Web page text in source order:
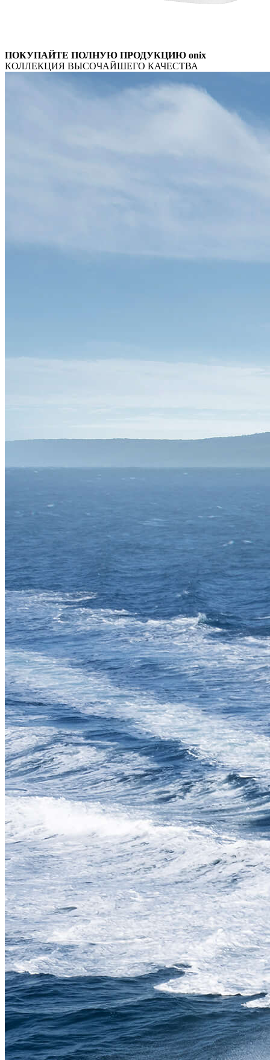
ПОКУПАЙТЕ ПОЛНУЮ ПРОДУКЦИЮ onix
КОЛЛЕКЦИЯ ВЫСОЧАЙШЕГО КАЧЕСТВА